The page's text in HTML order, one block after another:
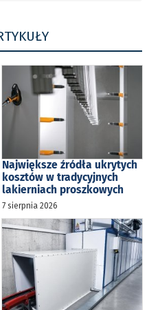
Największe źródła ukrytych
kosztów w tradycyjnych
lakierniach proszkowych
7 sierpnia 2026